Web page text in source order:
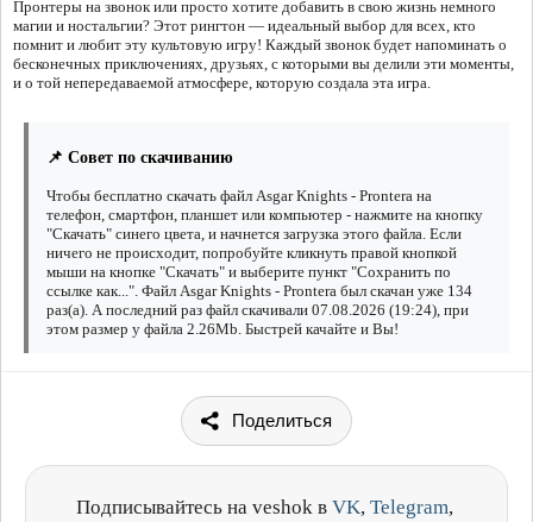
Пронтеры на звонок или просто хотите добавить в свою жизнь немного
магии и ностальгии? Этот рингтон — идеальный выбор для всех, кто
помнит и любит эту культовую игру! Каждый звонок будет напоминать о
бесконечных приключениях, друзьях, с которыми вы делили эти моменты,
и о той непередаваемой атмосфере, которую создала эта игра.
📌 Совет по скачиванию
Чтобы бесплатно скачать файл Asgar Knights - Prontera на
телефон, смартфон, планшет или компьютер - нажмите на кнопку
"Скачать" синего цвета, и начнется загрузка этого файла. Если
ничего не происходит, попробуйте кликнуть правой кнопкой
мыши на кнопке "Скачать" и выберите пункт "Сохранить по
ссылке как...". Файл Asgar Knights - Prontera был скачан уже 134
раз(а). А последний раз файл скачивали 07.08.2026 (19:24), при
этом размер у файла 2.26Mb. Быстрей качайте и Вы!
Поделиться
Подписывайтесь на veshok в VK, Telegram,